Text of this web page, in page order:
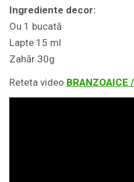
Ingrediente decor:
Ou 1 bucată
Lapte 15 ml
Zahăr 30g
Reteta video BRANZOAICE